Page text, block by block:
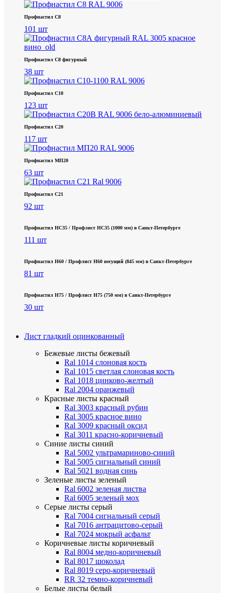
Профнастил С8
101 шт
Профнастил С8 фигурный
38 шт
Профнастил С10
123 шт
Профнастил С20
117 шт
Профнастил МП20
63 шт
Профнастил С21
92 шт
Профнастил НС35 / Профлист НС35 (1000 мм) в Санкт‑Петербурге
111 шт
Профнастил Н60 / Профлист Н60 несущий (845 мм) в Санкт-Петербурге
81 шт
Профнастил Н75 / Профлист Н75 (750 мм) в Санкт-Петербурге
30 шт
Лист гладкий оцинкованный
Бежевые листы бежевый
Ral 1014 слоновая кость
Ral 1015 светлая слоновая кость
Ral 1018 цинково-желтый
Ral 2004 оранжевый
Красные листы красный
Ral 3003 красный рубин
Ral 3005 красное вино
Ral 3009 красный оксид
Ral 3011 красно-коричневый
Синие листы синий
Ral 5002 ультрамариново-синий
Ral 5005 сигнальный синий
Ral 5021 водная синь
Зеленые листы зеленый
Ral 6002 зеленая листва
Ral 6005 зеленый мох
Серые листы серый
Ral 7004 сигнальный серый
Ral 7016 антрацитово-серый
Ral 7024 мокрый асфальт
Коричневые листы коричневый
Ral 8004 медно-коричневый
Ral 8017 шоколад
Ral 8019 серо-коричневый
RR 32 темно-коричневый
Белые листы белый